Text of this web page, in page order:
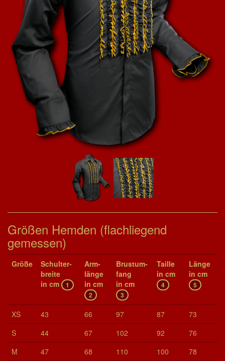
Größen Hemden (flachliegend
gemessen)
Größe
Schul­ter­
brei­te
in cm
1
Arm­
länge
in cm
2
Brust­um­
fang
in cm
3
Taille
in cm
4
Länge
in cm
5
XS 43 66 97 87
73
S
44 67 102 92
76
M
47 68 110 100
78